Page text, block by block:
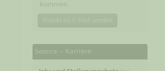
kommen.
Soorce – Karriere